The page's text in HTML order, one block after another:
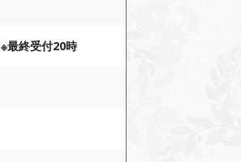
最終受付20時